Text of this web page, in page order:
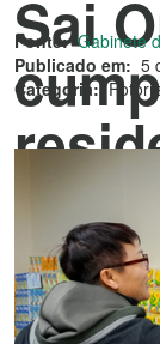
Sai
a
nova
Fonte: Gabinete
Publicado em: 5
Categoria: